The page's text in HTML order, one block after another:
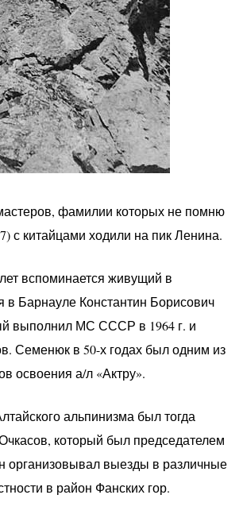
фамилии которых не помню
с китайцами ходили на пик Ленина.
вспоминается живущий в
в Барнауле Константин Борисович
выполнил МС СССР в 1964 г. и
Семенюк в 50-х годах был одним из
освоения а/л «Актру».
альпинизма был тогда
который был председателем
организовывал выезды в различные
в район Фанских гор.